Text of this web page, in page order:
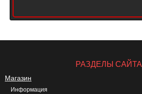
РАЗДЕЛЫ САЙТА
Магазин
Информация